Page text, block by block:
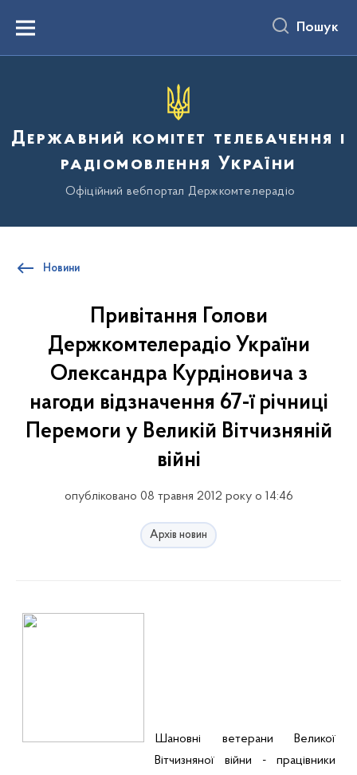
вмістуMenu Пошук
Державний комітет телебачення і
радіомовлення України
Офіційний вебпортал Держкомтелерадіо
Новини
Привітання Голови
Держкомтелерадіо України
Олександра Курдіновича з
нагоди відзначення 67-ї річниці
Перемоги у Великій Вітчизняній
війні
опубліковано 08 травня 2012 року о 14:46
Архів новин
Шановні ветерани Великої
Вітчизняної війни - працівники